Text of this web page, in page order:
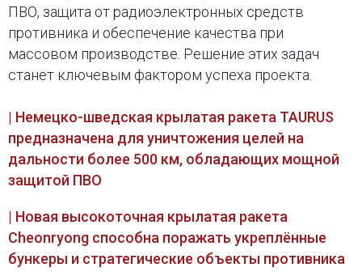
ПВО, защита от радиоэлектронных средств
противника и обеспечение качества при
массовом производстве. Решение этих задач
станет ключевым фактором успеха проекта.
| Немецко-шведская крылатая ракета TAURUS
предназначена для уничтожения целей на
дальности более 500 км, обладающих мощной
защитой ПВО
| Новая высокоточная крылатая ракета
Cheonryong способна поражать укреплённые
бункеры и стратегические объекты противника